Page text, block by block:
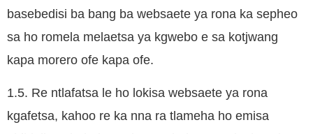
basebedisi ba bang ba websaete ya rona ka sepheo
sa ho romela melaetsa ya kgwebo e sa kotjwang
kapa morero ofe kapa ofe.
1.5. Re ntlafatsa le ho lokisa websaete ya rona
kgafetsa, kahoo re ka nna ra tlameha ho emisa